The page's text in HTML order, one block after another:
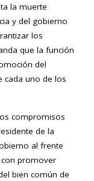
la muerte
y del gobierno
los
que la función
del
cada uno de los
compromisos
de la
al frente
con promover
bien común de